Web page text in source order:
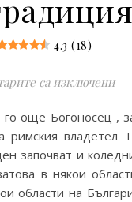
4.3 (18)
са изключениза
още Богоносец ,
римския
започват и
в някои
области на